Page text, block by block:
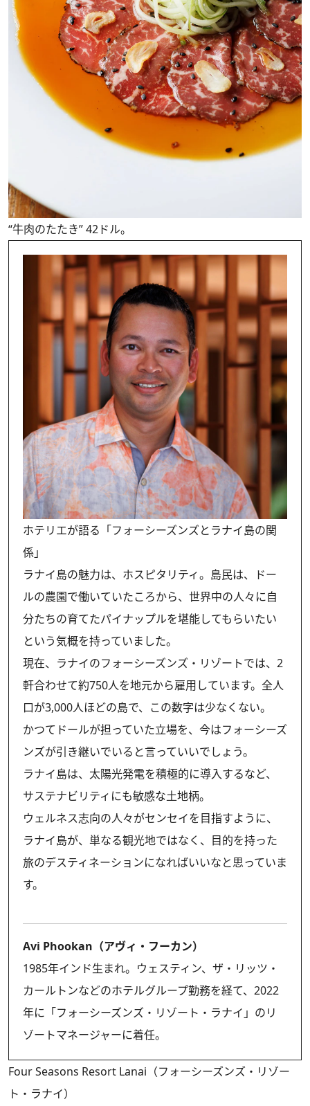
“牛肉のたたき” 42ドル。
ホテリエが語る「フォーシーズンズとラナイ島の関
係」
ラナイ島の魅力は、ホスピタリティ。島民は、ドー
ルの農園で働いていたころから、世界中の人々に自
分たちの育てたパイナップルを堪能してもらいたい
という気概を持っていました。
現在、ラナイのフォーシーズンズ・リゾートでは、2
軒合わせて約750人を地元から雇用しています。全人
口が3,000人ほどの島で、この数字は少なくない。
かつてドールが担っていた立場を、今はフォーシーズ
ンズが引き継いでいると言っていいでしょう。
ラナイ島は、太陽光発電を積極的に導入するなど、
サステナビリティにも敏感な土地柄。
ウェルネス志向の人々がセンセイを目指すように、
ラナイ島が、単なる観光地ではなく、目的を持った
旅のデスティネーションになればいいなと思っていま
す。
Avi Phookan（アヴィ・フーカン）
1985年インド生まれ。ウェスティン、ザ・リッツ・
カールトンなどのホテルグループ勤務を経て、2022
年に「フォーシーズンズ・リゾート・ラナイ」のリ
ゾートマネージャーに着任。
Four Seasons Resort Lanai（フォーシーズンズ・リゾー
ト・ラナイ）